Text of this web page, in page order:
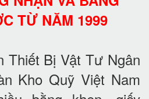
TỪ NĂM 1999
Thiết Bị Vật Tư Ngân
Kho Quỹ Việt Nam